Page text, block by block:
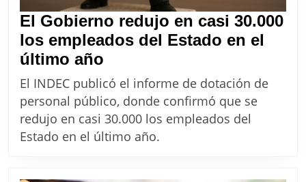
El Gobierno redujo en casi 30.000
los empleados del Estado en el
último año
Gobierno
redujo
en
casi
El INDEC publicó el informe de dotación de
personal público, donde confirmó que se
redujo en casi 30.000 los empleados del
Estado en el último año.